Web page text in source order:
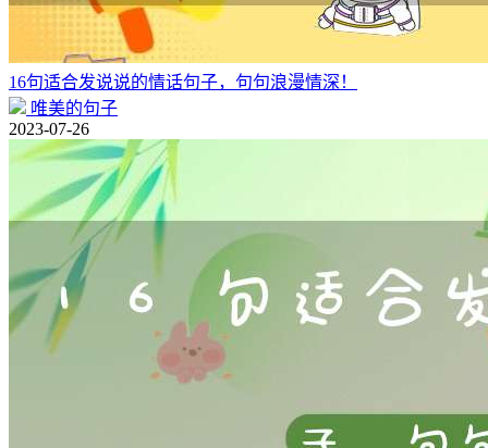
16句适合发说说的情话句子，句句浪漫情深！
唯美的句子
2023-07-26